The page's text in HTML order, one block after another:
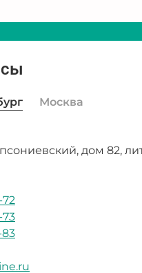
Москва
дом 82,
72
73
83